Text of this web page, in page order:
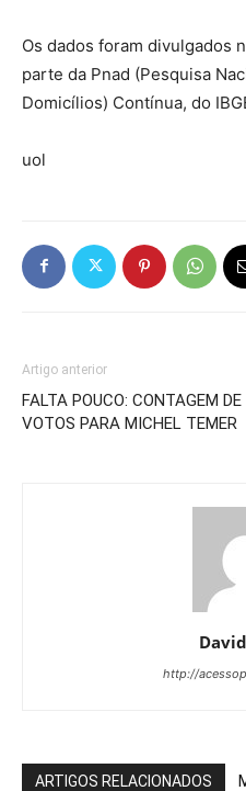
Os dados foram divulgados
parte da Pnad (Pesquisa
Domicílios) Contínua, do
uol
Artigo anterior
FALTA POUCO: CONTAGEM DE
VOTOS PARA MICHEL TEMER
http://
ARTIGOS RELACIONADOS